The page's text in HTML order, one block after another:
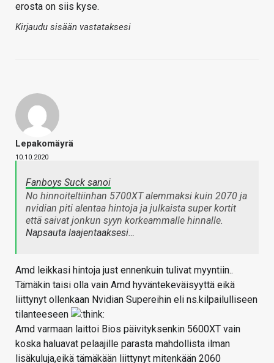
erosta on siis kyse.
Kirjaudu sisään vastataksesi
Lepakomäyrä
10.10.2020
Fanboys Suck sanoi
No hinnoiteltiinhan 5700XT alemmaksi kuin 2070 ja
nvidian piti alentaa hintoja ja julkaista super kortit
että saivat jonkun syyn korkeammalle hinnalle.
Napsauta laajentaaksesi…
Amd leikkasi hintoja just ennenkuin tulivat myyntiin..
Tämäkin taisi olla vain Amd hyväntekeväisyyttä eikä
liittynyt ollenkaan Nvidian Supereihin eli ns.kilpailulliseen
tilanteeseen
Amd varmaan laittoi Bios päivityksenkin 5600XT vain
koska haluavat pelaajille parasta mahdollista ilman
lisäkuluja,eikä tämäkään liittynyt mitenkään 2060